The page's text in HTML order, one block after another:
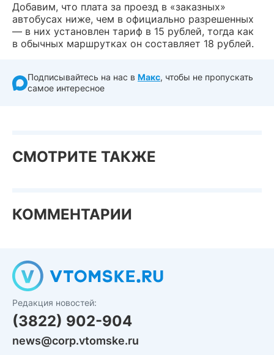
Добавим, что плата за проезд в «заказных»
автобусах ниже, чем в официально разрешенных
— в них установлен тариф в 15 рублей, тогда как
в обычных маршрутках он составляет 18 рублей.
Подписывайтесь на нас в Макс, чтобы не пропускать
самое интересное
СМОТРИТЕ ТАКЖЕ
КОММЕНТАРИИ
Редакция новостей:
(3822) 902-904
news@corp.vtomske.ru